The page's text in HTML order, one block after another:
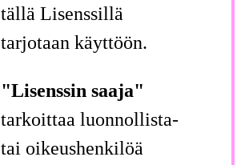
tällä Lisenssillä
tarjotaan käyttöön.
"Lisenssin saaja"
tarkoittaa luonnollista-
tai oikeushenkilöä